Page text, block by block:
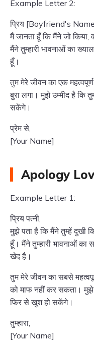
Example Letter 2:
प्रिय [Boyfriend's
मैं जानता हूँ कि मैंने जो
मैंने तुम्हारी भावनाओं का
हूँ।
तुम मेरे जीवन का एक
बुरा लगा। मुझे उम्मीद है कि
सकेंगे।
प्रेम से,
[Your Name]
Apology
Example Letter 1:
प्रिय पत्नी,
मुझे पता है कि मैंने तुम्हें दुखी
हूँ। मैंने तुम्हारी भावनाओं का
खेद है।
तुम मेरे जीवन का सबसे
को माफ नहीं कर सकता। मुझे
फिर से खुश हो सकेंगे।
तुम्हारा,
[Your Name]